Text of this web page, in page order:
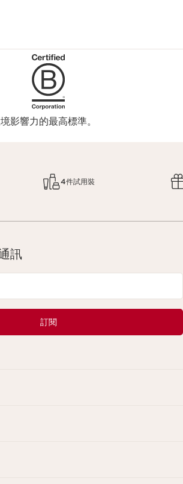
影響力的最高標準。
4件試用裝
訊
訂閱